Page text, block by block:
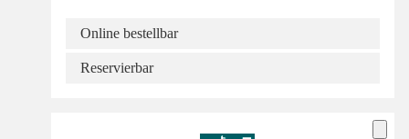
Online bestellbar
Reservierbar